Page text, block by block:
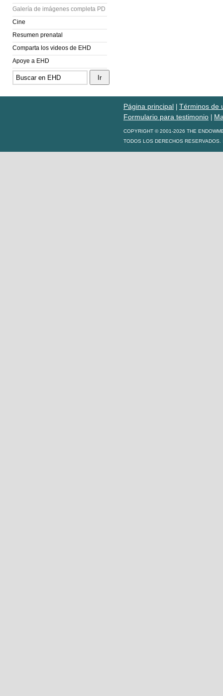
Galería de imágenes completa PD
Cine
Resumen prenatal
Comparta los videos de EHD
Apoye a EHD
Página principal
Términos de
Formulario para testimonio
COPYRIGHT © 2001-2026 THE
TODOS LOS DERECHOS